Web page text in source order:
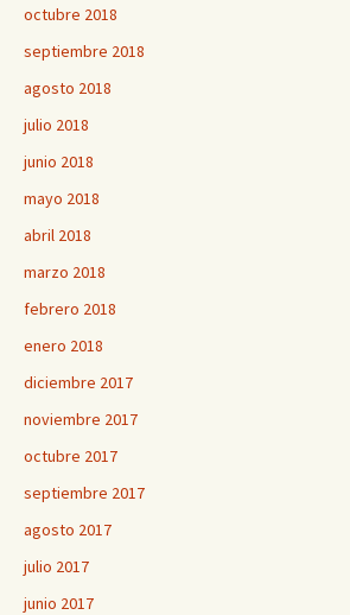
octubre 2018
septiembre 2018
agosto 2018
julio 2018
junio 2018
mayo 2018
abril 2018
marzo 2018
febrero 2018
enero 2018
diciembre 2017
noviembre 2017
octubre 2017
septiembre 2017
agosto 2017
julio 2017
junio 2017